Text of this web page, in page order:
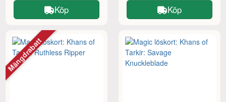
Köp Köp
Mängdrabatt